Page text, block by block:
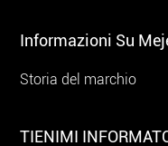
TIENIMI
Informazioni Su
Storia del marchio